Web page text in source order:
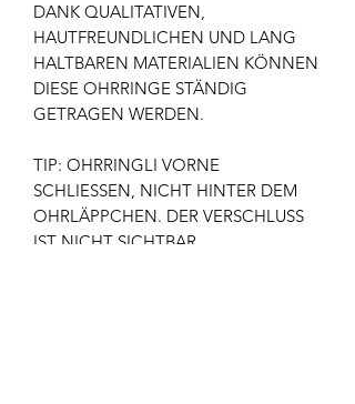
DANK QUALITATIVEN,
HAUTFREUNDLICHEN UND LANG
HALTBAREN MATERIALIEN KÖNNEN
DIESE OHRRINGE STÄNDIG
GETRAGEN WERDEN.
TIP: OHRRINGLI VORNE
SCHLIESSEN, NICHT HINTER DEM
OHRLÄPPCHEN. DER VERSCHLUSS
IST NICHT SICHTBAR.